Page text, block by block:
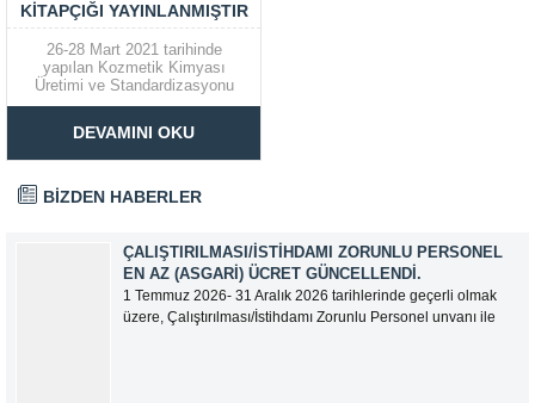
KITAPÇIĞI YAYINLANMIŞTIR
26-28 Mart 2021 tarihinde
yapılan Kozmetik Kimyası
Üretimi ve Standardizasyonu
kongresinin kitapçığı
DEVAMINI OKU
BİZDEN HABERLER
ÇALIŞTIRILMASI/İSTIHDAMI ZORUNLU PERSONEL
EN AZ (ASGARI) ÜCRET GÜNCELLENDI.
1 Temmuz 2026- 31 Aralık 2026 tarihlerinde geçerli olmak
üzere, Çalıştırılması/İstihdamı Zorunlu Personel unvanı ile